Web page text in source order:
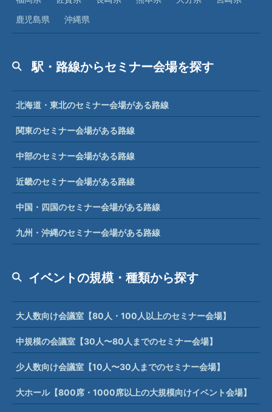
鹿児島県
沖縄県
駅・路線からセミナー会場を探す
北海道・東北のセミナー会場がある路線
関東のセミナー会場がある路線
中部のセミナー会場がある路線
近畿のセミナー会場がある路線
中国・四国のセミナー会場がある路線
九州・沖縄のセミナー会場がある路線
イベントの規模・種類から探す
大人数向け会議室【80人・100人以上のセミナー会場】
中規模の会議室【30人〜80人までのセミナー会場】
少人数向け会議室【10人〜30人までのセミナー会場】
大ホール【800席・1000席以上の大規模向けイベント会場】